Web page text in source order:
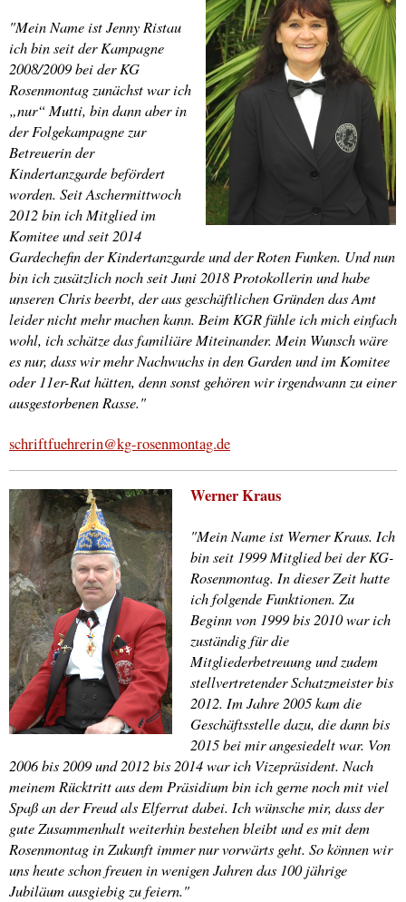
"Mein Name ist Jenny Ristau
ich bin seit der Kampagne
2008/2009 bei der KG
Rosenmontag zunächst war ich
„nur“ Mutti, bin dann aber in
der Folgekampagne zur
Betreuerin der
Kindertanzgarde befördert
worden. Seit Aschermittwoch
2012 bin ich Mitglied im
Komitee und seit 2014
Gardechefin der Kindertanzgarde und der Roten Funken. Und nun
bin ich zusätzlich noch seit Juni 2018 Protokollerin und habe
unseren Chris beerbt, der aus geschäftlichen Gründen das Amt
leider nicht mehr machen kann. Beim KGR fühle ich mich einfach
wohl, ich schätze das familiäre Miteinander. Mein Wunsch wäre
es nur, dass wir mehr Nachwuchs in den Garden und im Komitee
oder 11er-Rat hätten, denn sonst gehören wir irgendwann zu einer
ausgestorbenen Rasse."
schriftfuehrerin@kg-rosenmontag.de
Werner Kraus
"Mein Name ist Werner Kraus. Ich
bin seit 1999 Mitglied bei der KG-
Rosenmontag. In dieser Zeit hatte
ich folgende Funktionen. Zu
Beginn von 1999 bis 2010 war ich
zuständig für die
Mitgliederbetreuung und zudem
stellvertretender Schatzmeister bis
2012. Im Jahre 2005 kam die
Geschäftsstelle dazu, die dann bis
2015 bei mir angesiedelt war. Von
2006 bis 2009 und 2012 bis 2014 war ich Vizepräsident. Nach
meinem Rücktritt aus dem Präsidium bin ich gerne noch mit viel
Spaß an der Freud als Elferrat dabei. Ich wünsche mir, dass der
gute Zusammenhalt weiterhin bestehen bleibt und es mit dem
Rosenmontag in Zukunft immer nur vorwärts geht. So können wir
uns heute schon freuen in wenigen Jahren das 100 jährige
Jubiläum ausgiebig zu feiern."